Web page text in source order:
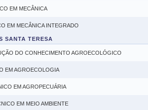
EM MECÂNICA
EM MECÂNICA INTEGRADO
SANTA TERESA
DO CONHECIMENTO AGROECOLÓGICO
EM AGROECOLOGIA
EM AGROPECUÁRIA
EM MEIO AMBIENTE